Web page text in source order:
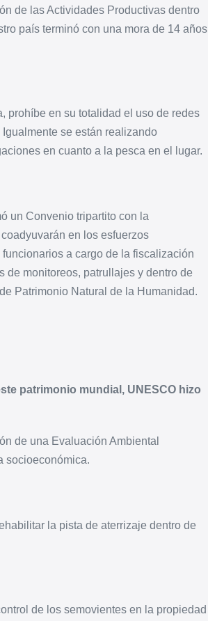
de las Actividades Productivas dentro
país terminó con una mora de 14 años
prohíbe en su totalidad el uso de redes
se están realizando
en cuanto a la pesca en el lugar.
un Convenio tripartito con la
en los esfuerzos
a cargo de la fiscalización
de monitoreos, patrullajes y dentro de
Patrimonio Natural de la Humanidad.
patrimonio mundial, UNESCO hizo
de una Evaluación Ambiental
socioeconómica.
la pista de aterrizaje dentro de
de los semovientes en la propiedad